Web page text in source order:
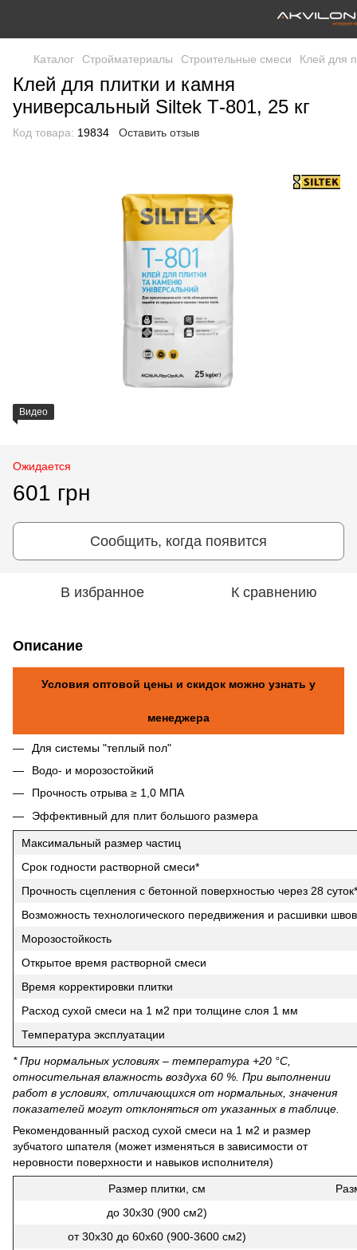
Каталог Стройматериалы Строительные смеси Клей для
Клей для плитки и камня
универсальный Siltek Т-801, 25 кг
Код товара: 19834 Оставить отзыв
Видео
Ожидается
601 грн
Сообщить, когда появится
В избранное К сравнению
Описание
Условия оптовой цены и скидок можно узнать у
менеджера
Для системы "теплый пол"
Водо- и морозостойкий
Прочность отрыва ≥ 1,0 МПА
Эффективный для плит большого размера
Максимальный размер частиц
Срок годности растворной смеси*
Прочность сцепления с бетонной поверхностью через 28 суток*
Возможность технологического передвижения и расшивки
Морозостойкость
Открытое время растворной смеси
Время корректировки плитки
Расход сухой смеси на 1 м2 при толщине слоя 1 мм
Температура эксплуатации
* При нормальных условиях – температура +20 °С,
относительная влажность воздуха 60 %. При выполнении
работ в условиях, отличающихся от нормальных, значения
показателей могут отклоняться от указанных в таблице.
Рекомендованный расход сухой смеси на 1 м2 и размер
зубчатого шпателя (может изменяться в зависимости от
неровности поверхности и навыков исполнителя)
Размер плитки, см
до 30х30 (900 см2)
от 30х30 до 60х60 (900-3600 см2)